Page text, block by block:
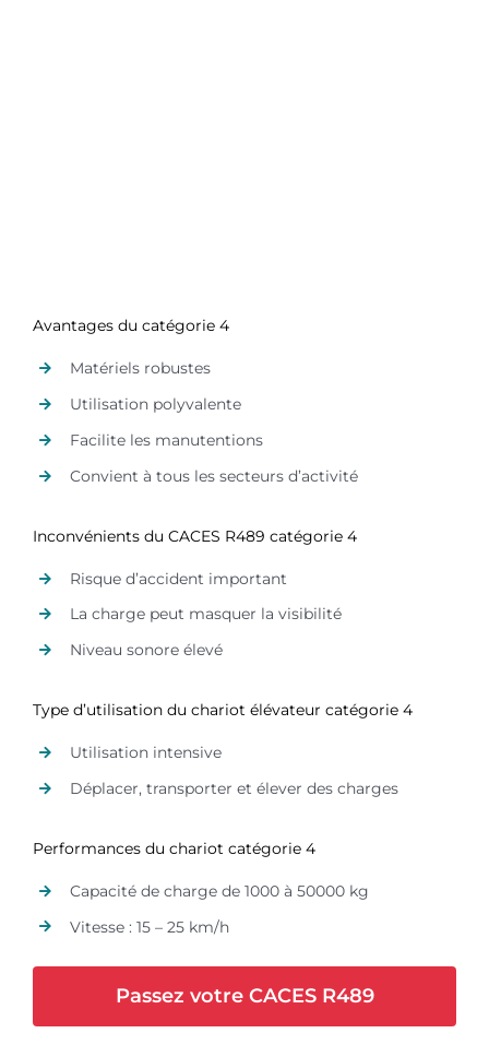
Avantages du catégorie 4
Matériels robustes
Utilisation polyvalente
Facilite les manutentions
Convient à tous les secteurs d’activité
Inconvénients du CACES R489 catégorie 4
Risque d’accident important
La charge peut masquer la visibilité
Niveau sonore élevé
Type d’utilisation du chariot élévateur catégorie 4
Utilisation intensive
Déplacer, transporter et élever des charges
Performances du chariot catégorie 4
Capacité de charge de 1000 à 50000 kg
Vitesse : 15 – 25 km/h
Passez votre CACES R489